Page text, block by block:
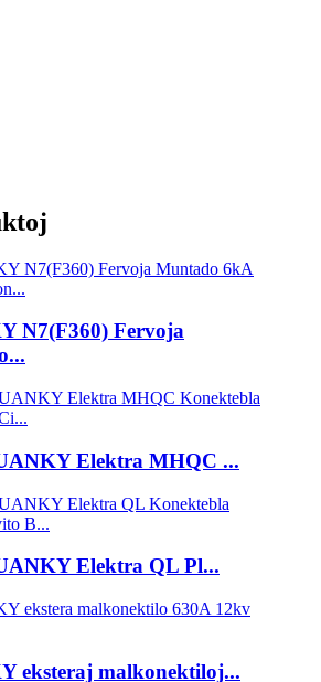
N7(F360) Fervoja
Elektra MHQC ...
Elektra QL Pl...
eksteraj malkonektiloj...